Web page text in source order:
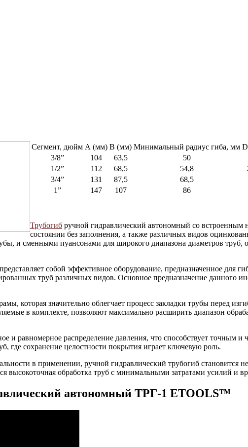
Сегмент, дюйм А (мм) B (мм) Минимальный радиус гиба, мм
3/8”
104 63,5 50
1/2”
112 68,5 54,8
3/4”
131 87,5 68,5
1”
147 107 86
Трубогиб ручной гидравлический автономный со встроенным
состоянии без заполнения, а также различных видов
и сменными пуансонами для широкого диапазона диаметров труб,
собой эффективное оборудование, предназначенное для
труб различных видов. Основное предназначение данного
которая значительно облегчает процесс закладки трубы перед
в комплекте, позволяют максимально расширить диапазон
и равномерное распределение давления, что способствует точным
где сохранение целостности покрытия играет ключевую роль.
в применении, ручной гидравлический трубогиб становится
высокоточная обработка труб с минимальными затратами усилий и
автономный ТРГ-1 ETOOLS™